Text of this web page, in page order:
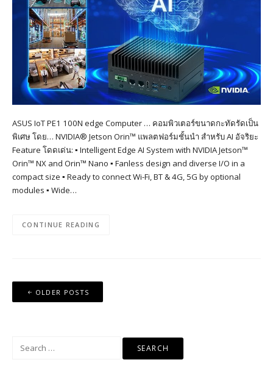
ASUS IoT PE1 100N edge Computer … คอมพิวเตอร์ขนาดกะทัดรัดเป็น
พิเศษ โดย… NVIDIA® Jetson Orin™ แพลตฟอร์มชั้นนำ สำหรับ AI อัจริยะ
Feature โดดเด่น: ▪︎ Intelligent Edge AI System with NVIDIA Jetson™
Orin™ NX and Orin™ Nano ▪︎ Fanless design and diverse I/O in a
compact size ▪︎ Ready to connect Wi-Fi, BT & 4G, 5G by optional
modules ▪︎ Wide…
CONTINUE READING
Posts
navigation
OLDER POSTS
Search